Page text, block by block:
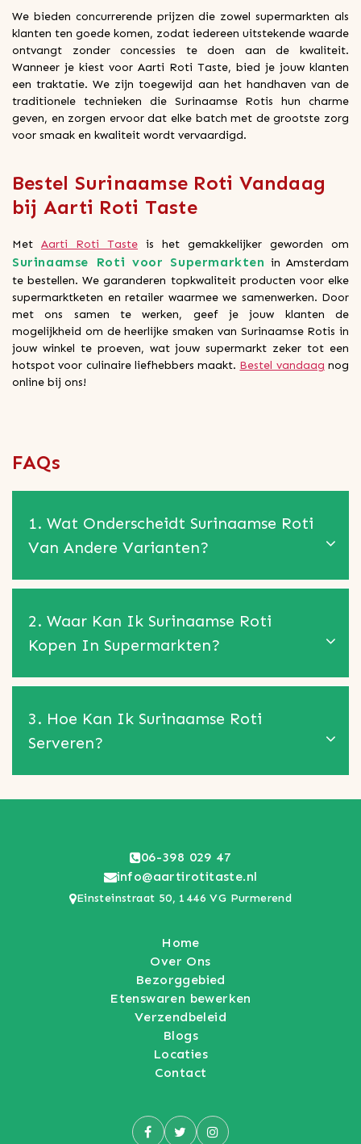
We bieden concurrerende prijzen die zowel supermarkten als
klanten ten goede komen, zodat iedereen uitstekende waarde
ontvangt zonder concessies te doen aan de kwaliteit.
Wanneer je kiest voor Aarti Roti Taste, bied je jouw klanten
een traktatie. We zijn toegewijd aan het handhaven van de
traditionele technieken die Surinaamse Rotis hun charme
geven, en zorgen ervoor dat elke batch met de grootste zorg
voor smaak en kwaliteit wordt vervaardigd.
Bestel Surinaamse Roti Vandaag
bij Aarti Roti Taste
Met Aarti Roti Taste is het gemakkelijker geworden om
Surinaamse Roti voor Supermarkten in Amsterdam
te bestellen. We garanderen topkwaliteit producten voor elke
supermarktketen en retailer waarmee we samenwerken. Door
met ons samen te werken, geef je jouw klanten de
mogelijkheid om de heerlijke smaken van Surinaamse Rotis in
jouw winkel te proeven, wat jouw supermarkt zeker tot een
hotspot voor culinaire liefhebbers maakt. Bestel vandaag nog
online bij ons!
FAQs
1. Wat Onderscheidt Surinaamse Roti
Van Andere Varianten?
2. Waar Kan Ik Surinaamse Roti
Kopen In Supermarkten?
3. Hoe Kan Ik Surinaamse Roti
Serveren?
06-398 029 47
info@aartirotitaste.nl
Einsteinstraat 50, 1446 VG Purmerend
Home
Over Ons
Bezorggebied
Etenswaren bewerken
Verzendbeleid
Blogs
Locaties
Contact